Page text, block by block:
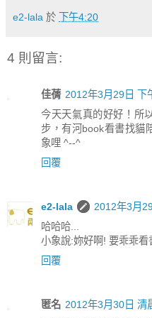
e2-lala 於 下午4:20
4 則留言:
佳蒨 2012年3月29日 下
今天天氣真的好好！所
步，有河book看書找貓
象哩 ^--^
回覆
e2-lala
2012年3月
哈哈哈...
小象說:妳好啊! 要乖乖看
回覆
匿名 2012年3月30日 清